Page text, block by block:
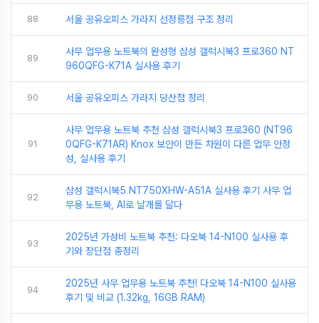
88 서울 공유오피스 가라지 선정릉점 구조 정리
89
사무 업무용 노트북의 완성형 삼성 갤럭시북3 프로360 NT
960QFG-K71A 실사용 후기
90 서울 공유오피스 가라지 당산점 정리
91
사무 업무용 노트북 추천 삼성 갤럭시북3 프로360 (NT96
0QFG-K71AR) Knox 보안이 만든 차원이 다른 업무 안정
성, 실사용 후기
92
삼성 갤럭시북5 NT750XHW-A51A 실사용 후기 사무 업
무용 노트북, AI로 날개를 달다
93
2025년 가성비 노트북 추천: 다오북 14-N100 실사용 후
기와 장단점 총정리
94
2025년 사무 업무용 노트북 추천! 다오북 14-N100 실사용
후기 및 비교 (1.32kg, 16GB RAM)